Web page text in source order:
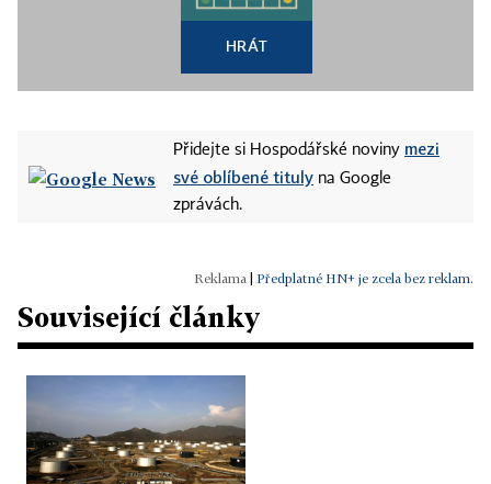
HRÁT
Přidejte si Hospodářské noviny mezi
své oblíbené tituly na Google
zprávách.
Předplatné HN+ je zcela bez reklam.
Související články